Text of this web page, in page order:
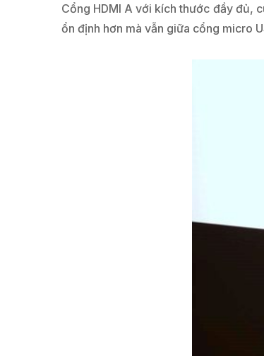
Cổng HDMI A với kích thước đầy đủ,
ổn định hơn mà vẫn giữa cổng micro